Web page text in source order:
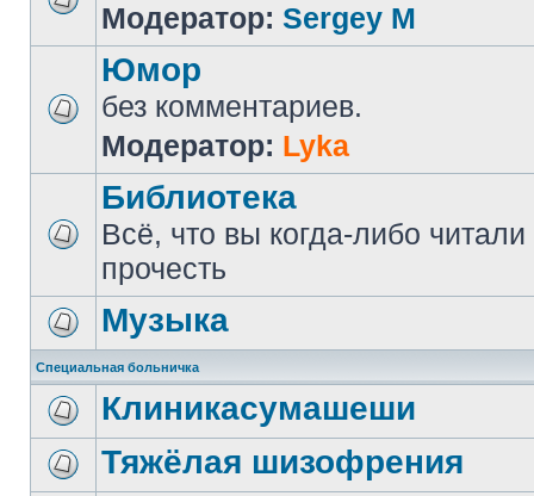
Модератор: Sergey M
Юмор
без комментариев.
Модератор: Lyka
Библиотека
Всё, что вы когда-либо
прочесть
Музыка
Специальная больничка
Клиникасумашеши
Тяжёлая шизофрения